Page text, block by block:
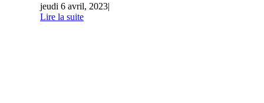
jeudi 6 avril, 2023|
Lire la suite